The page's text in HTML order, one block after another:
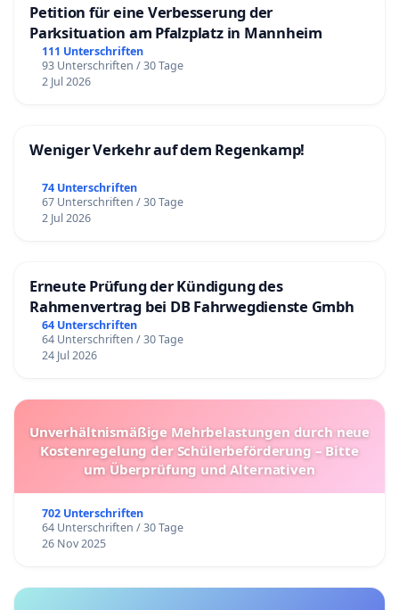
Petition für eine Verbesserung der
Parksituation am Pfalzplatz in Mannheim
111 Unterschriften
93 Unterschriften / 30 Tage
2 Jul 2026
Weniger Verkehr auf dem Regenkamp!
74 Unterschriften
67 Unterschriften / 30 Tage
2 Jul 2026
Erneute Prüfung der Kündigung des
Rahmenvertrag bei DB Fahrwegdienste Gmbh
64 Unterschriften
64 Unterschriften / 30 Tage
24 Jul 2026
Unverhältnismäßige Mehrbelastungen durch neue
Kostenregelung der Schülerbeförderung – Bitte
um Überprüfung und Alternativen
702 Unterschriften
64 Unterschriften / 30 Tage
26 Nov 2025